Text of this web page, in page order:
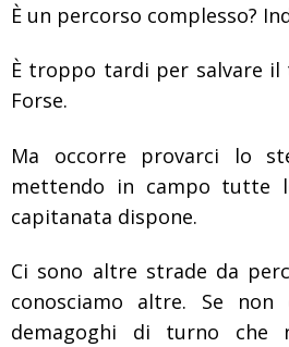
È un percorso complesso?
È troppo tardi per salvare il
Forse.
Ma occorre provarci lo
mettendo in campo tutte
capitanata dispone.
Ci sono altre strade da
conosciamo altre. Se
demagoghi di turno che